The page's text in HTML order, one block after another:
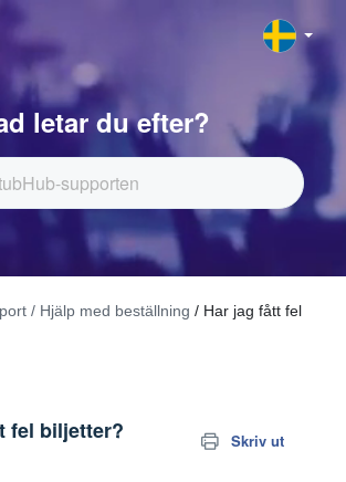
letar du efter?
/ Hjälp med beställning / Har jag fått fel
fel biljetter? Skriv ut